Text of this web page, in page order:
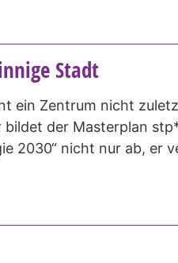
Stadt
ein Zentrum nicht
bildet der Masterplan
2030“ nicht nur ab, er